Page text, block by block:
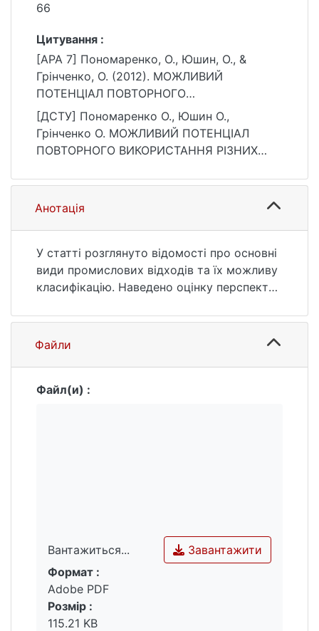
66
Цитування :
[APA 7] Пономаренко, О., Юшин, О., &
Грінченко, О. (2012). МОЖЛИВИЙ
ПОТЕНЦІАЛ ПОВТОРНОГО
ВИКОРИСТАННЯ РІЗНИХ ТИПІВ
ПРОМИСЛОВИХ ВІДХОДІВ
ГІРНИЧОВИДОБУВНОЇ ГАЛУЗІ УКРАЇНИ.
університету імені Тараса Шевченка.
https://ir.library.knu.ua/handle/15071834/209
91
[ДСТУ] Пономаренко О., Юшин О.,
Грінченко О. МОЖЛИВИЙ ПОТЕНЦІАЛ
ПОВТОРНОГО ВИКОРИСТАННЯ РІЗНИХ
ГІРНИЧОВИДОБУВНОЇ ГАЛУЗІ УКРАЇНИ.
Вісник Київського національного
університету імені Тараса Шевченка.
https://ir.library.knu.ua/handle/15071834/209
91 (дата звернення: 25.07.2026).
Анотація
У статті розглянуто відомості про основні
види промислових відходів та їх можливу
класифікацію. Наведено оцінку перспектив
відходів гірничих підприємств
Файли
Файл(и) :
Вантажиться...
Вантажиться...
Завантажити
Формат :
Adobe PDF
Розмір :
115.21 KB